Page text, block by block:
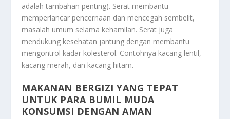
adalah tambahan penting). Serat membantu
memperlancar pencernaan dan mencegah sembelit,
masalah umum selama kehamilan. Serat juga
mendukung kesehatan jantung dengan membantu
mengontrol kadar kolesterol. Contohnya kacang lentil,
kacang merah, dan kacang hitam.
MAKANAN BERGIZI YANG TEPAT
UNTUK PARA BUMIL MUDA
KONSUMSI DENGAN AMAN